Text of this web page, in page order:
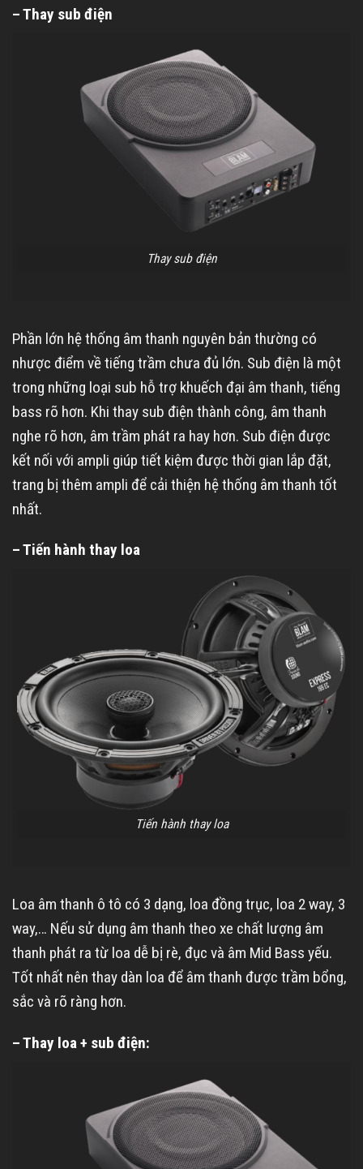
– Thay sub điện
Thay sub điện
Phần lớn hệ thống âm thanh nguyên bản thường có
nhược điểm về tiếng trầm chưa đủ lớn. Sub điện là một
trong những loại sub hỗ trợ khuếch đại âm thanh, tiếng
bass rõ hơn. Khi thay sub điện thành công, âm thanh
nghe rõ hơn, âm trầm phát ra hay hơn. Sub điện được
kết nối với ampli giúp tiết kiệm được thời gian lắp đặt,
trang bị thêm ampli để cải thiện hệ thống âm thanh tốt
nhất.
– Tiến hành thay loa
Tiến hành thay loa
Loa âm thanh ô tô có 3 dạng, loa đồng trục, loa 2 way, 3
way,… Nếu sử dụng âm thanh theo xe chất lượng âm
thanh phát ra từ loa dễ bị rè, đục và âm Mid Bass yếu.
Tốt nhất nên thay dàn loa để âm thanh được trầm bổng,
sắc và rõ ràng hơn.
– Thay loa + sub điện: